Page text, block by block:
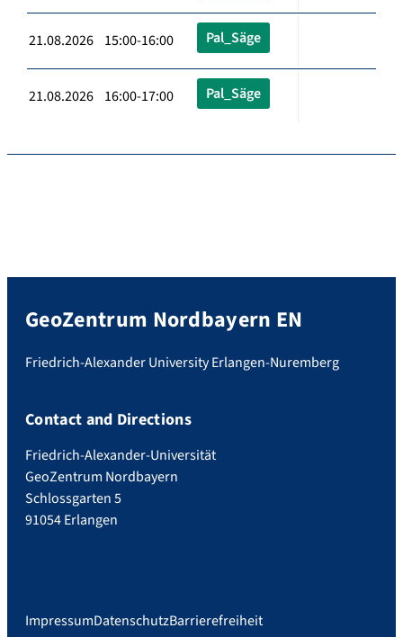
21.08.2026 15:00-16:00 Pal_Säge
21.08.2026 16:00-17:00 Pal_Säge
GeoZentrum Nordbayern EN
Friedrich-Alexander University Erlangen-Nuremberg
Contact and Directions
Friedrich-Alexander-Universität
GeoZentrum Nordbayern
Schlossgarten 5
91054 Erlangen
ImpressumDatenschutzBarrierefreiheit